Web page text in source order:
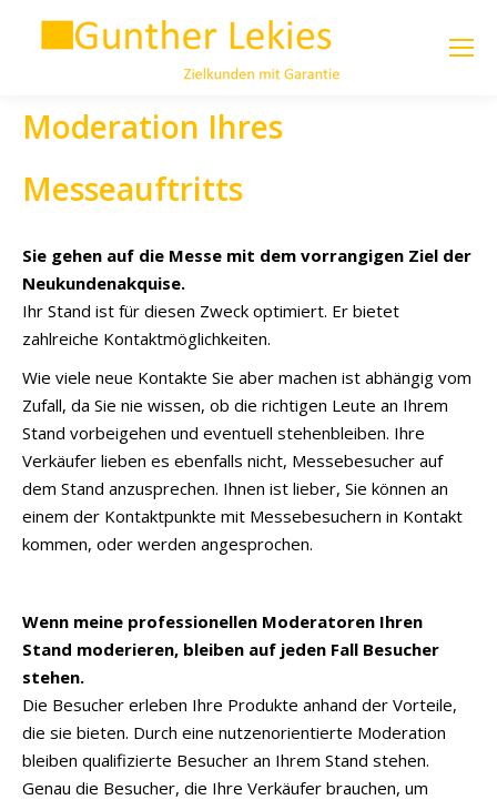
Moderation Ihres
Messeauftritts
Sie gehen auf die Messe mit dem vorrangigen Ziel der
Neukundenakquise.
Ihr Stand ist für diesen Zweck optimiert. Er bietet
zahlreiche Kontaktmöglichkeiten.
Wie viele neue Kontakte Sie aber machen ist abhängig vom
Zufall, da Sie nie wissen, ob die richtigen Leute an Ihrem
Stand vorbeigehen und eventuell stehenbleiben. Ihre
Verkäufer lieben es ebenfalls nicht, Messebesucher auf
dem Stand anzusprechen. Ihnen ist lieber, Sie können an
einem der Kontaktpunkte mit Messebesuchern in Kontakt
kommen, oder werden angesprochen.
Wenn meine professionellen Moderatoren Ihren
Stand moderieren, bleiben auf jeden Fall Besucher
stehen.
Die Besucher erleben Ihre Produkte anhand der Vorteile,
die sie bieten. Durch eine nutzenorientierte Moderation
bleiben qualifizierte Besucher an Ihrem Stand stehen.
Genau die Besucher, die Ihre Verkäufer brauchen, um